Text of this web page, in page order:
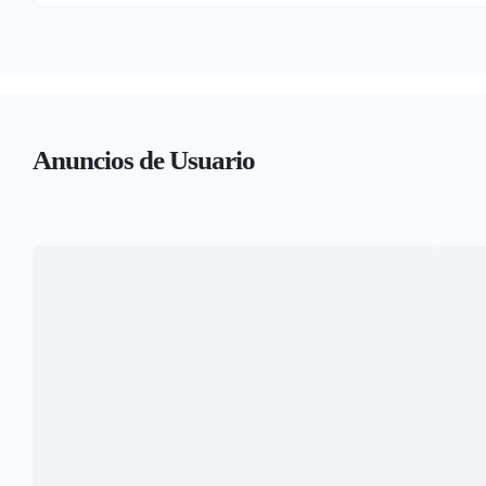
Anuncios de Usuario